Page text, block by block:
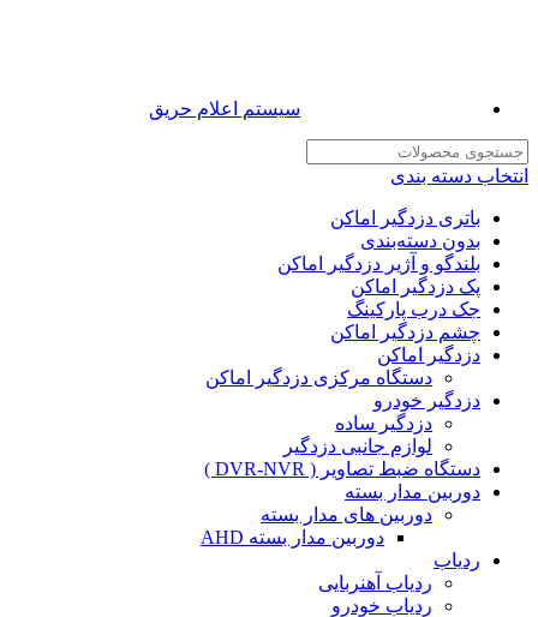
سیستم اعلام حریق
انتخاب دسته بندی
باتری دزدگیر اماکن
بدون دسته‌بندی
بلندگو و آژیر دزدگیر اماکن
پک دزدگیر اماکن
جک درب پارکینگ
چشم دزدگیر اماکن
دزدگیر اماکن
دستگاه مرکزی دزدگیر اماکن
دزدگیر خودرو
دزدگیر ساده
لوازم جانبی دزدگیر
دستگاه ضبط تصاویر ( DVR-NVR )
دوربین مدار بسته
دوربین های مدار بسته
دوربین مدار بسته AHD
ردیاب
ردیاب آهنربایی
ردیاب خودرو